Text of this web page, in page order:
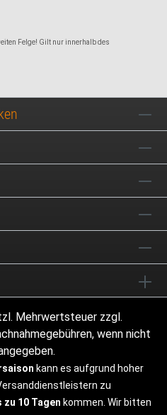
Felge! Gilt nur innerhalb des
Mehrwertsteuer zzgl.
wenn nicht
kann es aufgrund hoher
zu
10 Tagen kommen. Wir bitten